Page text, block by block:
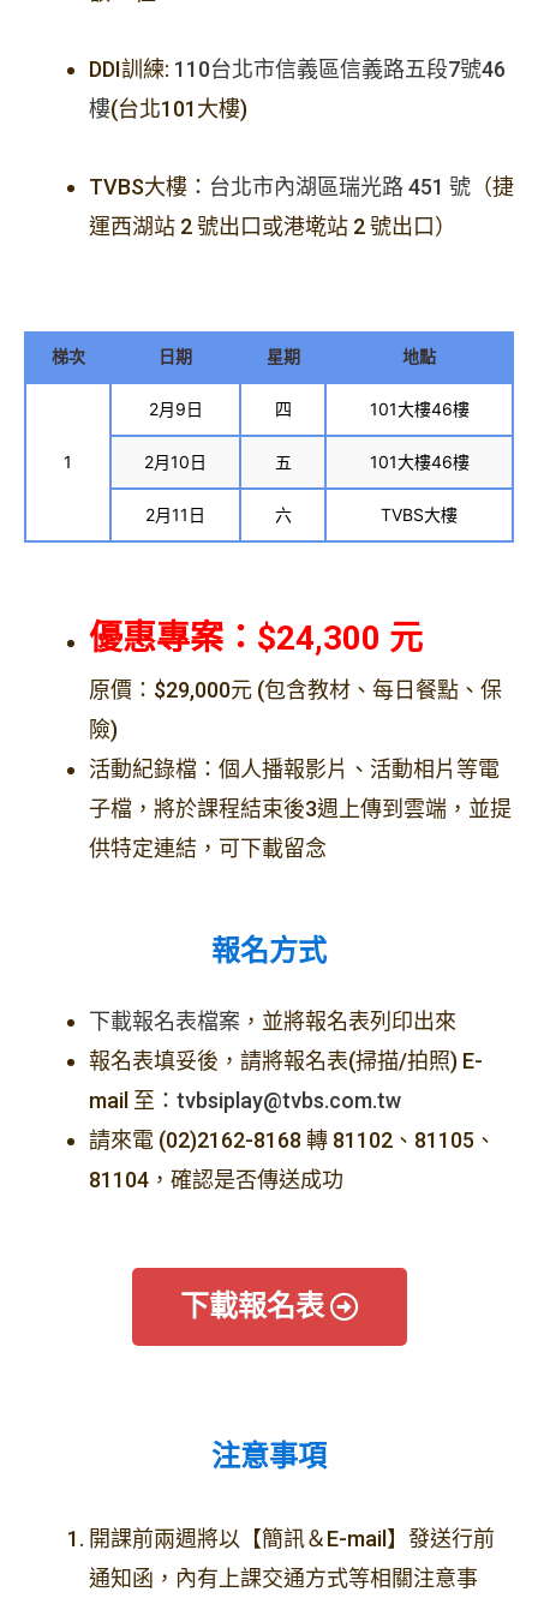
DDI訓練: 110台北市信義區信義路五段7號46
樓(台北101大樓)
TVBS大樓： 台北市內湖區瑞光路 451 號 （捷
運西湖站 2 號出口或港墘站 2 號出口）
梯次 日期 星期 地點
1
2月9日 四 101大樓46樓
2月10日 五 101大樓46樓
2月11日 六 TVBS大樓
優惠專案：$24,300 元
原價：$29,000元 (包含教材、每日餐點、保
險)
活動紀錄檔：個人播報影片、活動相片等電
子檔，將於課程結束後3週上傳到雲端，並提
供特定連結，可下載留念
報名方式
下載報名表檔案 ，並將報名表列印出來
報名表填妥後，請將報名表(掃描/拍照) E-
mail 至： tvbsiplay@tvbs.com.tw
請來電 (02)2162-8168 轉 81102、81105、
81104，確認是否傳送成功
下載報名表
注意事項
開課前兩週將以【簡訊＆E-mail】發送行前
通知函，內有上課交通方式等相關注意事